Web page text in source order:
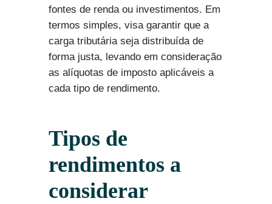
fontes de renda ou investimentos. Em
termos simples, visa garantir que a
carga tributária seja distribuída de
forma justa, levando em consideração
as alíquotas de imposto aplicáveis a
cada tipo de rendimento.
Tipos de
rendimentos a
considerar